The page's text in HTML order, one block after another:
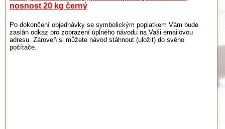
nosnost 20 kg černý
Po dokončení objednávky se symbolickým poplatkem Vám bude
zaslán odkaz pro zobrazení úplného návodu na Vaši emailovou
adresu. Zároveň si můžete návod stáhnout (uložit) do svého
počítače.